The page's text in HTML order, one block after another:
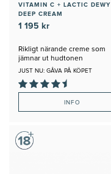
VITAMIN C + LACTIC DEWY
DEEP CREAM
1 195 kr
Rikligt närande creme som
jämnar ut hudtonen
JUST NU: GÅVA PÅ KÖPET
INFO